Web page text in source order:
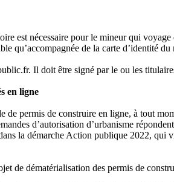
est nécessaire pour le mineur qui
qu’accompagnée de la carte d’identité
Il doit être signé par le ou les
en ligne
de permis de construire en ligne, à tout
d’autorisation d’urbanisme
la démarche Action publique 2022, qui
de dématérialisation des permis de